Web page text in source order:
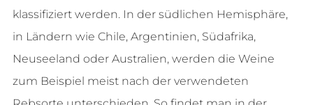
klassifiziert werden. In der südlichen Hemisphäre,
in Ländern wie Chile, Argentinien, Südafrika,
Neuseeland oder Australien, werden die Weine
zum Beispiel meist nach der verwendeten